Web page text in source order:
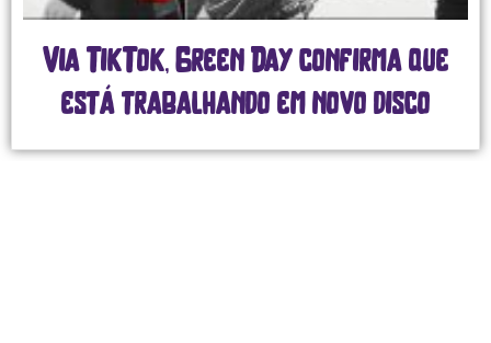
Via TikTok, Green Day confirma que
está trabalhando em novo disco